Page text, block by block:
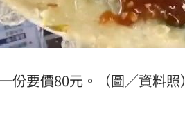
份要價80元。（圖／資料照）